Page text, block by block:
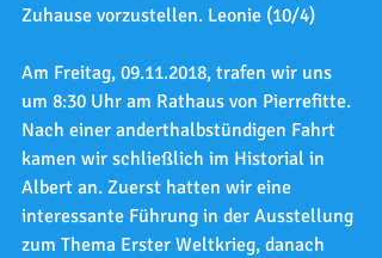
Zuhause vorzustellen. Leonie (10/4)
Am Freitag, 09.11.2018, trafen wir uns
um 8:30 Uhr am Rathaus von Pierrefitte.
Nach einer anderthalbstündigen Fahrt
kamen wir schließlich im Historial in
Albert an. Zuerst hatten wir eine
interessante Führung in der Ausstellung
zum Thema Erster Weltkrieg, danach